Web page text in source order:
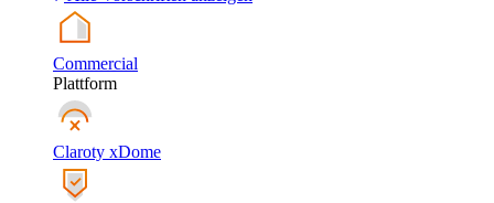
Commercial
Plattform
Claroty xDome